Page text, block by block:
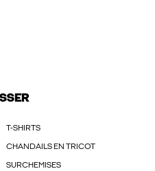
T-SHIRTS
CHANDAILS EN TRICOT
SURCHEMISES